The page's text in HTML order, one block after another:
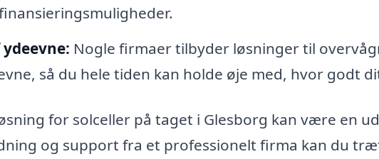
Nogle firmaer tilbyder løsninger til
så du hele tiden kan holde øje med, hvor godt
for solceller på taget i Glesborg kan være en
og support fra et professionelt firma kan du